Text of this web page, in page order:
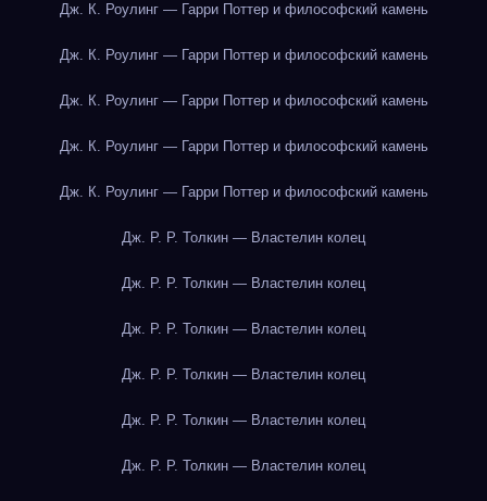
Дж. К. Роулинг — Гарри Поттер и философский камень
Дж. К. Роулинг — Гарри Поттер и философский камень
Дж. К. Роулинг — Гарри Поттер и философский камень
Дж. К. Роулинг — Гарри Поттер и философский камень
Дж. К. Роулинг — Гарри Поттер и философский камень
Дж. Р. Р. Толкин — Властелин колец
Дж. Р. Р. Толкин — Властелин колец
Дж. Р. Р. Толкин — Властелин колец
Дж. Р. Р. Толкин — Властелин колец
Дж. Р. Р. Толкин — Властелин колец
Дж. Р. Р. Толкин — Властелин колец